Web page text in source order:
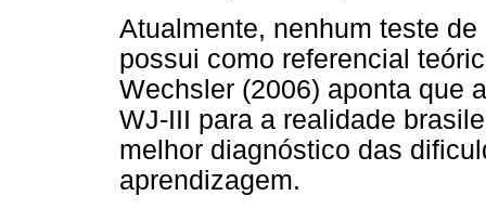
Atualmente, nenhum teste
possui como referencial
Wechsler (2006) aponta que
WJ-III para a realidade
melhor diagnóstico das
aprendizagem.